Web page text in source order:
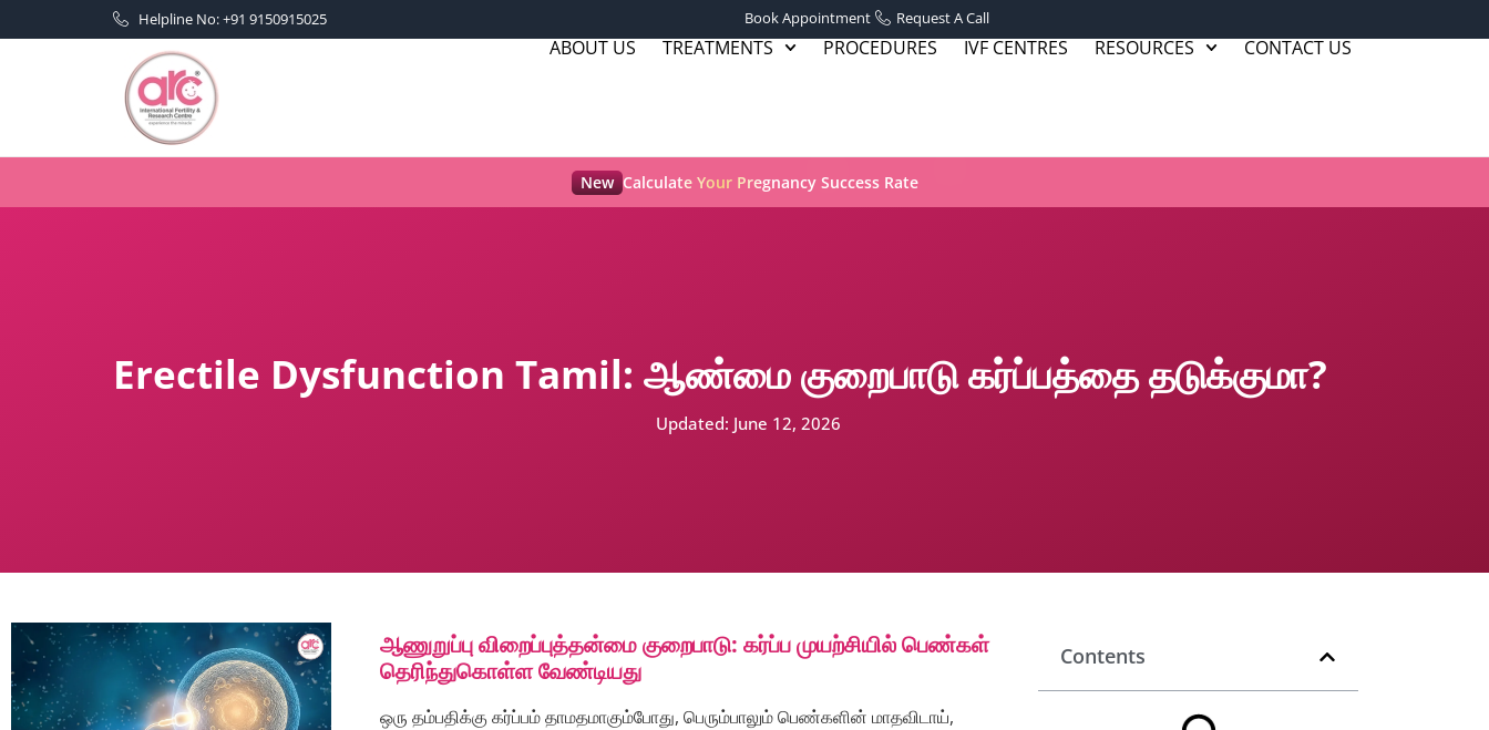
Helpline No: +91 9150915025 Book Appointment Request A Call
ABOUT US TREATMENTS PROCEDURES IVF CENTRES RESOURCES CONTACT US
New Calculate Your Pregnancy Success Rate
Erectile Dysfunction Tamil: ஆண்மை குறைபாடு கர்ப்பத்தை தடுக்குமா?
Updated: June 12, 2026
ஆணுறுப்பு விறைப்புத்தன்மை குறைபாடு: கர்ப்ப முயற்சியில் பெண்கள்
தெரிந்துகொள்ள வேண்டியது
ஒரு தம்பதிக்கு கர்ப்பம் தாமதமாகும்போது, பெரும்பாலும் பெண்களின் மாதவிடாய்,
Contents